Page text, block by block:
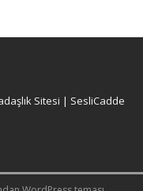
Sitesi | SesliCadde